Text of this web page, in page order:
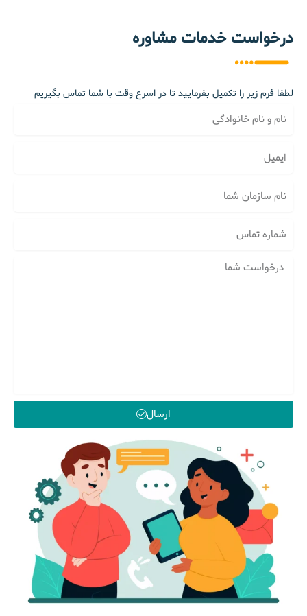
درخواست خدمات مشاوره
لطفا فرم زیر را تکمیل بفرمایید تا در اسرع وقت با شما تماس بگیریم
ارسال